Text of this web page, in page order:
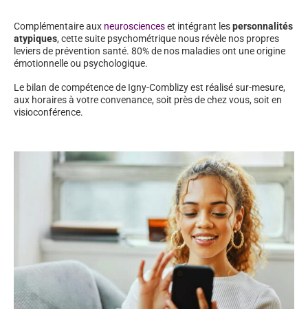
Complémentaire aux neuroscienceset intégrant lespersonnalités
atypiques, cette suite psychométrique nous révèle nos propres
leviers de prévention santé. 80% de nos maladies ont une origine
émotionnelle ou psychologique.
Le bilan de compétence de Igny-Comblizy est réalisé sur-mesure,
aux horaires à votre convenance, soit près de chez vous, soit en
visioconférence.